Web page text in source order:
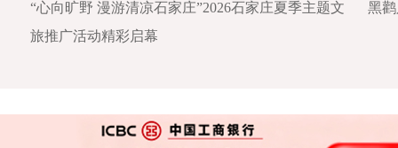
“心向旷野 漫游清凉石家庄”2026石家庄夏季主题文
旅推广活动精彩启幕
黑